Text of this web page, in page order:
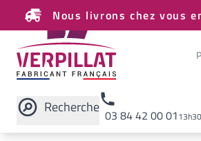
Nous livrons chez vous
Recherche 03 84 42 00 01
Rechercher sur le site